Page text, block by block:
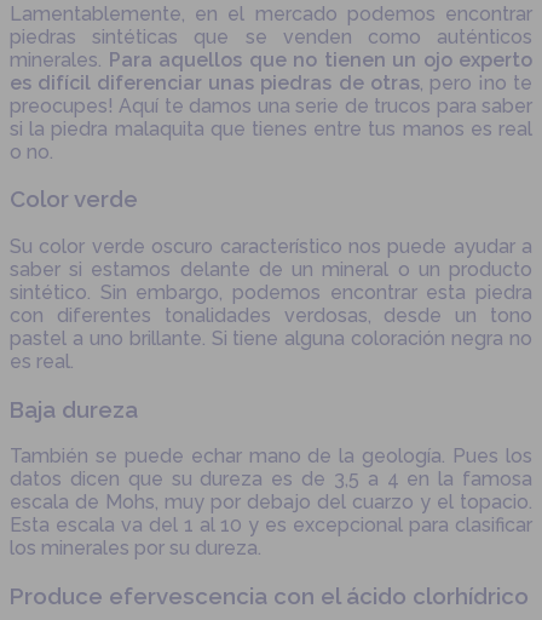
Lamentablemente, en el mercado podemos encontrar
piedras sintéticas que se venden como auténticos
minerales. Para aquellos que no tienen un ojo experto
es difícil diferenciar unas piedras de otras, pero ¡no te
preocupes! Aquí te damos una serie de trucos para saber
si la piedra malaquita que tienes entre tus manos es real
o no.
Color verde
Su color verde oscuro característico nos puede ayudar a
saber si estamos delante de un mineral o un producto
sintético. Sin embargo, podemos encontrar esta piedra
con diferentes tonalidades verdosas, desde un tono
pastel a uno brillante. Si tiene alguna coloración negra no
es real.
Baja dureza
También se puede echar mano de la geología. Pues los
datos dicen que su dureza es de 3,5 a 4 en la famosa
escala de Mohs, muy por debajo del cuarzo y el topacio.
Esta escala va del 1 al 10 y es excepcional para clasificar
los minerales por su dureza.
Produce efervescencia con el ácido clorhídrico